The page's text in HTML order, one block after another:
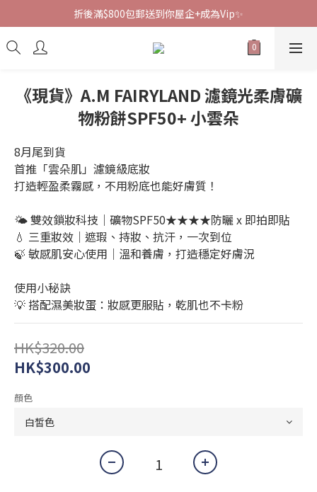
折後滿$800包郵送到你屋企+成為Vip✨
《現貨》A.M FAIRYLAND 濾鏡光柔膚礦
物粉餅SPF50+ 小雲朵
8月尾到貨
首推「雲朵肌」濾鏡級底妝
打造輕盈柔霧感，不用粉底也能好膚質！
🌤 雙效鎖妝科技｜礦物SPF50★★★★防曬 x 即拍即貼
💧 三重妝效｜遮瑕、持妝、抗汗，一次到位
🍃 敏感肌安心使用｜溫和養膚，打造穩定好膚況
使用小秘訣
💡 搭配濕美妝蛋：妝感更服貼，乾肌也不卡粉
HK$320.00
HK$300.00
顏色